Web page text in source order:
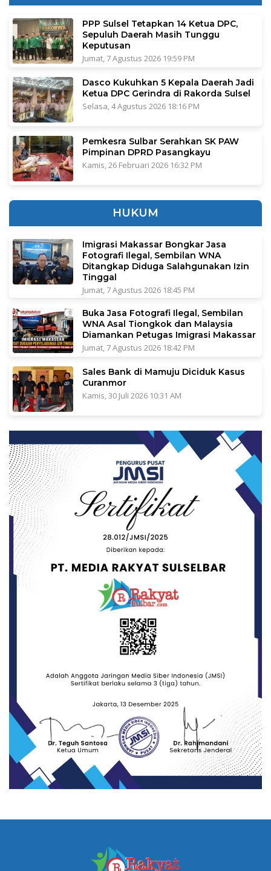
PPP Sulsel Tetapkan 14 Ketua DPC,
Sepuluh Daerah Masih Tunggu
Keputusan
Jumat, 7 Agustus 2026 19:59 PM
Dasco Kukuhkan 5 Kepala Daerah Jadi
Ketua DPC Gerindra di Rakorda Sulsel
Selasa, 4 Agustus 2026 18:16 PM
Pemkesra Sulbar Serahkan SK PAW
Pimpinan DPRD Pasangkayu
Kamis, 26 Februari 2026 16:32 PM
HUKUM
Imigrasi Makassar Bongkar Jasa
Fotografi Ilegal, Sembilan WNA
Ditangkap Diduga Salahgunakan Izin
Tinggal
Jumat, 7 Agustus 2026 18:45 PM
Buka Jasa Fotografi Ilegal, Sembilan
WNA Asal Tiongkok dan Malaysia
Diamankan Petugas Imigrasi Makassar
Jumat, 7 Agustus 2026 18:42 PM
Sales Bank di Mamuju Diciduk Kasus
Curanmor
Kamis, 30 Juli 2026 10:31 AM